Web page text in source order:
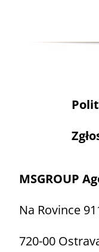
MSGROUP
Na Rovince
720-00